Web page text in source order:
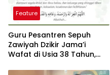
Feature
Guru Pesantren Sepuh
Zawiyah Dzikir Jama’i
Wafat di Usia 38 Tahun,